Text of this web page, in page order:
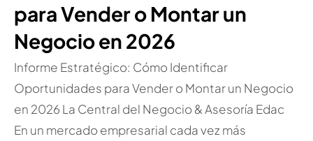
para Vender o Montar un
Negocio en 2026
Informe Estratégico: Cómo Identificar
Oportunidades para Vender o Montar un Negocio
en 2026 La Central del Negocio & Asesoría Edac
En un mercado empresarial cada vez más